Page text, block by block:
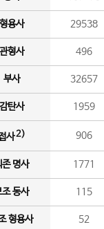
용사 29538
형사 496
부사 32657
탄사 1959
사2) 906
존 명사 1771
조 동사 115
형용사 52